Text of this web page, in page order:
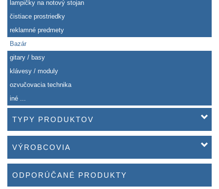
lampičky na notový stojan
čistiace prostriedky
reklamné predmety
Bazár
gitary / basy
klávesy / moduly
ozvučovacia technika
iné ...
TYPY PRODUKTOV
VÝROBCOVIA
ODPORÚČANÉ PRODUKTY